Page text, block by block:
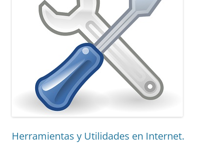
Herramientas y Utilidades en Internet.